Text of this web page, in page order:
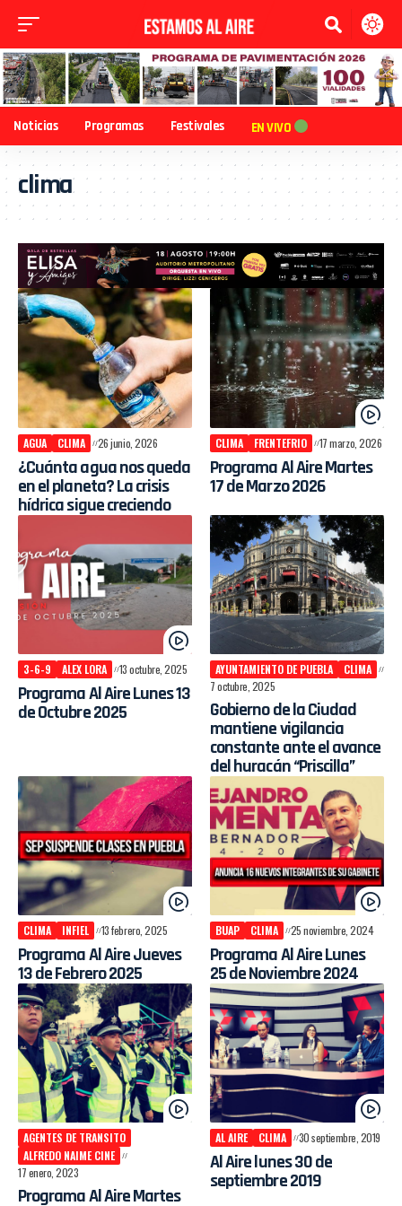
Noticias Programas Festivales EN VIVO
clima
AGUA CLIMA 26 junio, 2026
¿Cuánta agua nos queda
en el planeta? La crisis
hídrica sigue creciendo
CLIMA FRENTEFRIO 17 marzo, 2026
Programa Al Aire Martes
17 de Marzo 2026
3-6-9 ALEX LORA 13 octubre, 2025
Programa Al Aire Lunes 13
de Octubre 2025
AYUNTAMIENTO DE PUEBLA
CLIMA
7 octubre, 2025
Gobierno de la Ciudad
mantiene vigilancia
constante ante el avance
del huracán “Priscilla”
CLIMA INFIEL 13 febrero, 2025
Programa Al Aire Jueves
13 de Febrero 2025
BUAP CLIMA 25 noviembre, 2024
Programa Al Aire Lunes
25 de Noviembre 2024
AGENTES DE TRANSITO
ALFREDO NAIME CINE
17 enero, 2023
Programa Al Aire Martes
AL AIRE CLIMA 30 septiembre, 2019
Al Aire lunes 30 de
septiembre 2019